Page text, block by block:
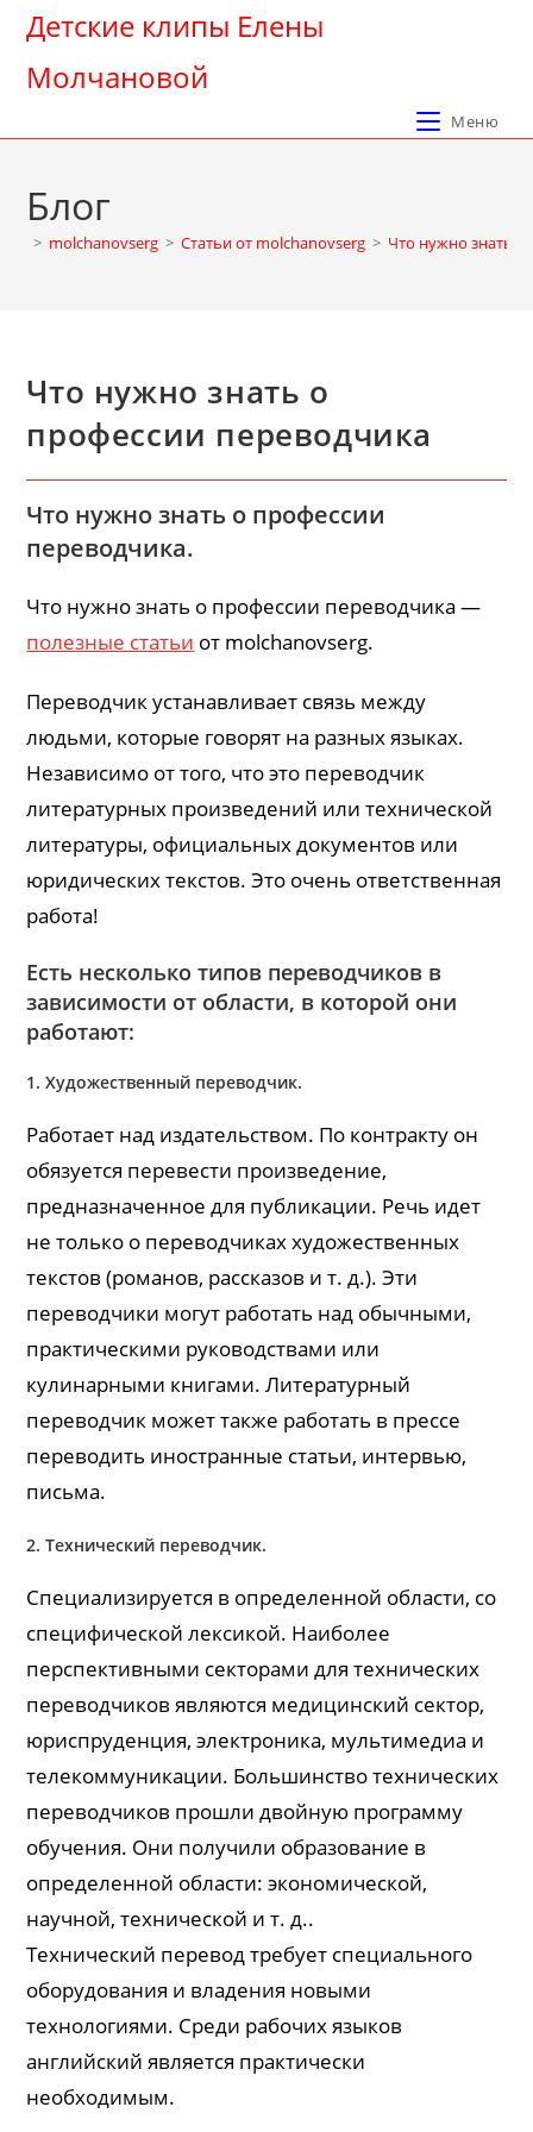
Перейти
содержимому
Детские клипы Елены
Молчановой
Меню
Блог
> molchanovserg > Cтатьи от molchanovserg > Что нужно знать о
Что нужно знать о
профессии переводчика
Что нужно знать о профессии
переводчика.
Что нужно знать о профессии переводчика —
полезные статьи от molchanovserg.
Переводчик устанавливает связь между
людьми, которые говорят на разных языках.
Независимо от того, что это переводчик
литературных произведений или технической
литературы, официальных документов или
юридических текстов. Это очень ответственная
работа!
Есть несколько типов переводчиков в
зависимости от области, в которой они
работают:
1. Художественный переводчик.
Работает над издательством. По контракту он
обязуется перевести произведение,
предназначенное для публикации. Речь идет
не только о переводчиках художественных
текстов (романов, рассказов и т. д.). Эти
переводчики могут работать над обычными,
практическими руководствами или
кулинарными книгами. Литературный
переводчик может также работать в прессе
переводить иностранные статьи, интервью,
письма.
2. Технический переводчик.
Специализируется в определенной области, со
специфической лексикой. Наиболее
перспективными секторами для технических
переводчиков являются медицинский сектор,
юриспруденция, электроника, мультимедиа и
телекоммуникации. Большинство технических
переводчиков прошли двойную программу
обучения. Они получили образование в
определенной области: экономической,
научной, технической и т. д..
Технический перевод требует специального
оборудования и владения новыми
технологиями. Среди рабочих языков
английский является практически
необходимым.